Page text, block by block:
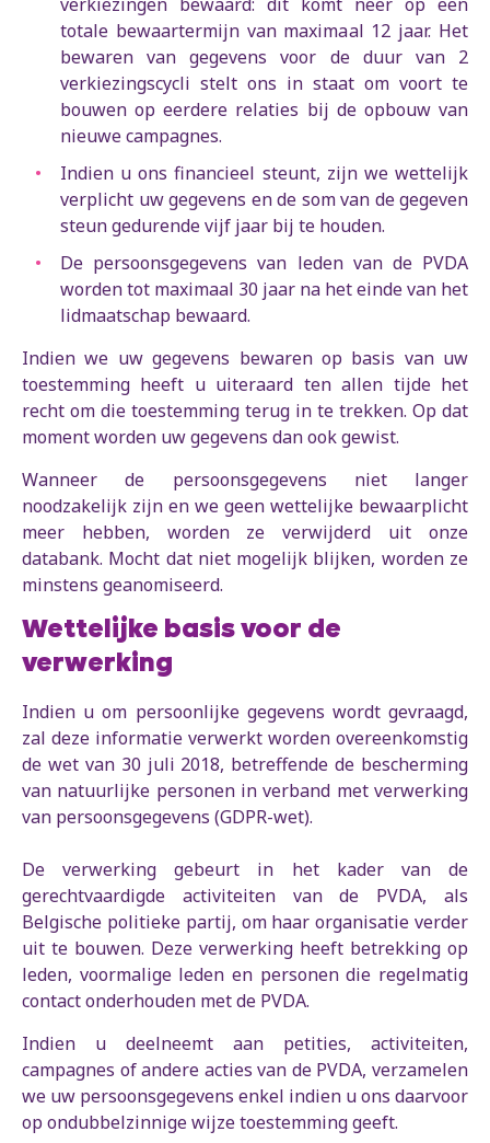
totale bewaartermijn van maximaal 12 jaar. Het
bewaren van gegevens voor de duur van 2
verkiezingscycli stelt ons in staat om voort te
bouwen op eerdere relaties bij de opbouw van
nieuwe campagnes.
Indien u ons financieel steunt, zijn we wettelijk
verplicht uw gegevens en de som van de gegeven
steun gedurende vijf jaar bij te houden.
De persoonsgegevens van leden van de PVDA
worden tot maximaal 30 jaar na het einde van het
lidmaatschap bewaard.
Indien we uw gegevens bewaren op basis van uw
toestemming heeft u uiteraard ten allen tijde het
recht om die toestemming terug in te trekken. Op dat
moment worden uw gegevens dan ook gewist.
Wanneer de persoonsgegevens niet langer
noodzakelijk zijn en we geen wettelijke bewaarplicht
meer hebben, worden ze verwijderd uit onze
databank. Mocht dat niet mogelijk blijken, worden ze
minstens geanomiseerd.
Wettelijke basis voor de
verwerking
Indien u om persoonlijke gegevens wordt gevraagd,
zal deze informatie verwerkt worden overeenkomstig
de wet van 30 juli 2018, betreffende de bescherming
van natuurlijke personen in verband met verwerking
van persoonsgegevens (GDPR-wet).
De verwerking gebeurt in het kader van de
gerechtvaardigde activiteiten van de PVDA, als
Belgische politieke partij, om haar organisatie verder
uit te bouwen. Deze verwerking heeft betrekking op
leden, voormalige leden en personen die regelmatig
contact onderhouden met de PVDA.
Indien u deelneemt aan petities, activiteiten,
campagnes of andere acties van de PVDA, verzamelen
we uw persoonsgegevens enkel indien u ons daarvoor
op ondubbelzinnige wijze toestemming geeft.